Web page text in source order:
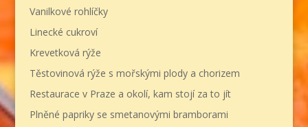
Vanilkové rohlíčky
Linecké cukroví
Krevetková rýže
Těstovinová rýže s mořskými plody a chorizem
Restaurace v Praze a okolí, kam stojí za to jít
Plněné papriky se smetanovými bramborami